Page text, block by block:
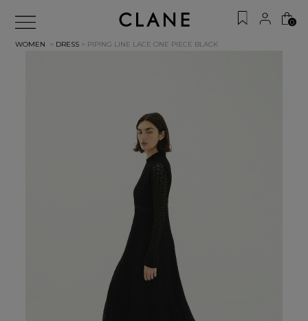
0
WOMEN > DRESS > PIPING LINE LACE ONE PIECE BLACK